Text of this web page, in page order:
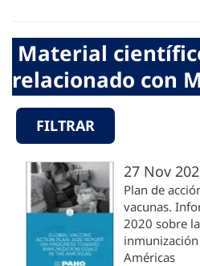
Material
relacionado con
FILTRAR
27 Nov
Plan de
vacunas.
2020 sobre
Américas